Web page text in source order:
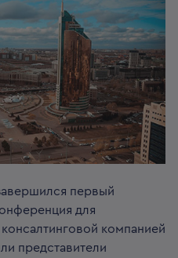
первый
для
компанией
представители